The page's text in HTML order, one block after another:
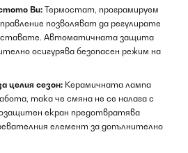
Ви: Термостат, програмируем
позволяват да регулирате
ставате. Автоматичната защита
осигурява безопасен режим на
целия сезон: Керамичната лампа
така че смяна не се налага с
екран предотвратява
елемент за допълнително